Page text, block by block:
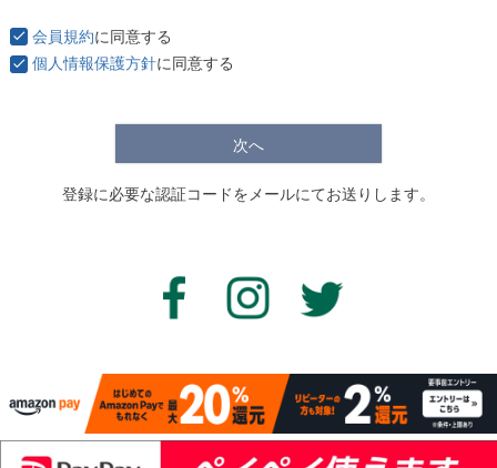
会員規約に同意する
個人情報保護方針に同意する
次へ
登録に必要な認証コードをメールにてお送りします。